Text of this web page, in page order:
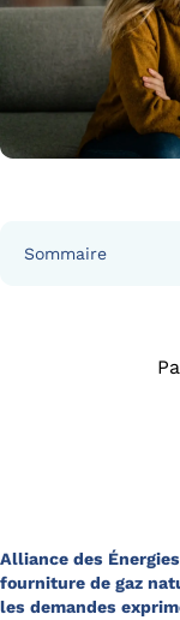
Sommaire
Alliance des
fourniture de gaz
les demandes